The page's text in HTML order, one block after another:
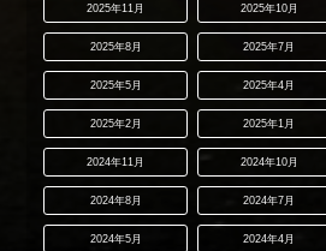
2025年11月 2025年10月
2025年8月 2025年7月
2025年5月 2025年4月
2025年2月 2025年1月
2024年11月 2024年10月
2024年8月 2024年7月
2024年5月 2024年4月